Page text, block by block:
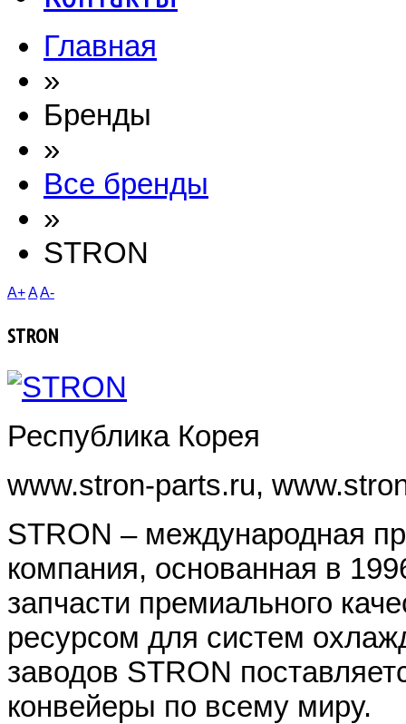
Главная
»
Бренды
»
Все бренды
»
STRON
A+AA-
STRON
Республика Корея
www.stron-parts.ru,
STRON – международная
компания, основанная в
запчасти премиального
ресурсом для систем
заводов STRON
конвейеры по всему миру.